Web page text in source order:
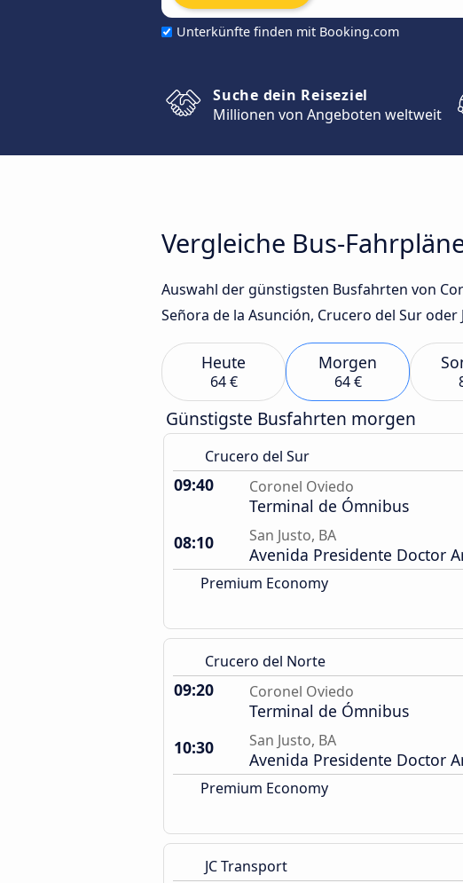
Unterkünfte finden mit Booking.com
Suche dein Reiseziel
Millionen von Angeboten weltweit
Vergleiche Bus-
Auswahl der günstigsten Busfahrten von
Señora de la Asunción, Crucero del Sur
Heute
64 €
Morgen
64 €
Günstigste Busfahrten morgen
Crucero del Sur
09:40 Coronel Oviedo
Terminal de Ómnibus
08:10
San Justo, BA
Avenida Presidente Doctor
Premium Economy
Crucero del Norte
09:20 Coronel Oviedo
Terminal de Ómnibus
10:30
San Justo, BA
Avenida Presidente Doctor
Premium Economy
JC Transport